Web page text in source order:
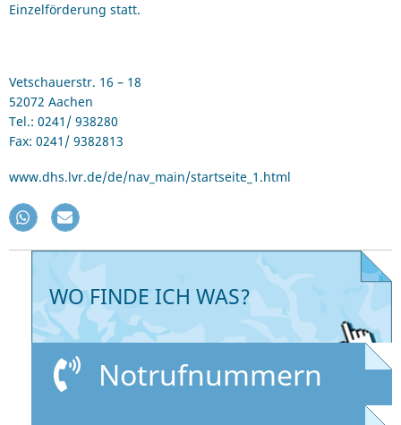
Einzelförderung statt.
Vetschauerstr. 16 – 18
52072 Aachen
Tel.: 0241/ 938280
Fax: 0241/ 9382813
www.dhs.lvr.de/de/nav_main/startseite_1.html
WO FINDE ICH WAS?
Notrufnummern